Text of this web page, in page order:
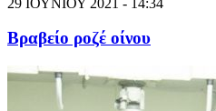
Βραβείο ροζέ οίνου